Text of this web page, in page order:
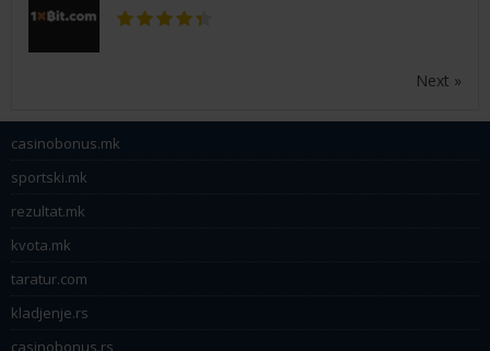
Next »
casinobonus.mk
sportski.mk
rezultat.mk
kvota.mk
taratur.com
kladjenje.rs
casinobonus.rs